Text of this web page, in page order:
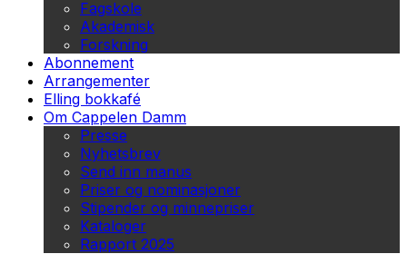
Fagskole
Akademisk
Forskning
Abonnement
Arrangementer
Elling bokkafé
Om Cappelen Damm
Presse
Nyhetsbrev
Send inn manus
Priser og nominasjoner
Stipender og minnepriser
Kataloger
Rapport 2025